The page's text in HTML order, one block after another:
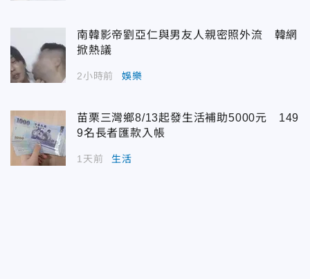
南韓影帝劉亞仁與男友人親密照外流 韓網
掀熱議
2小時前 娛樂
苗栗三灣鄉8/13起發生活補助5000元 149
9名長者匯款入帳
1天前 生活